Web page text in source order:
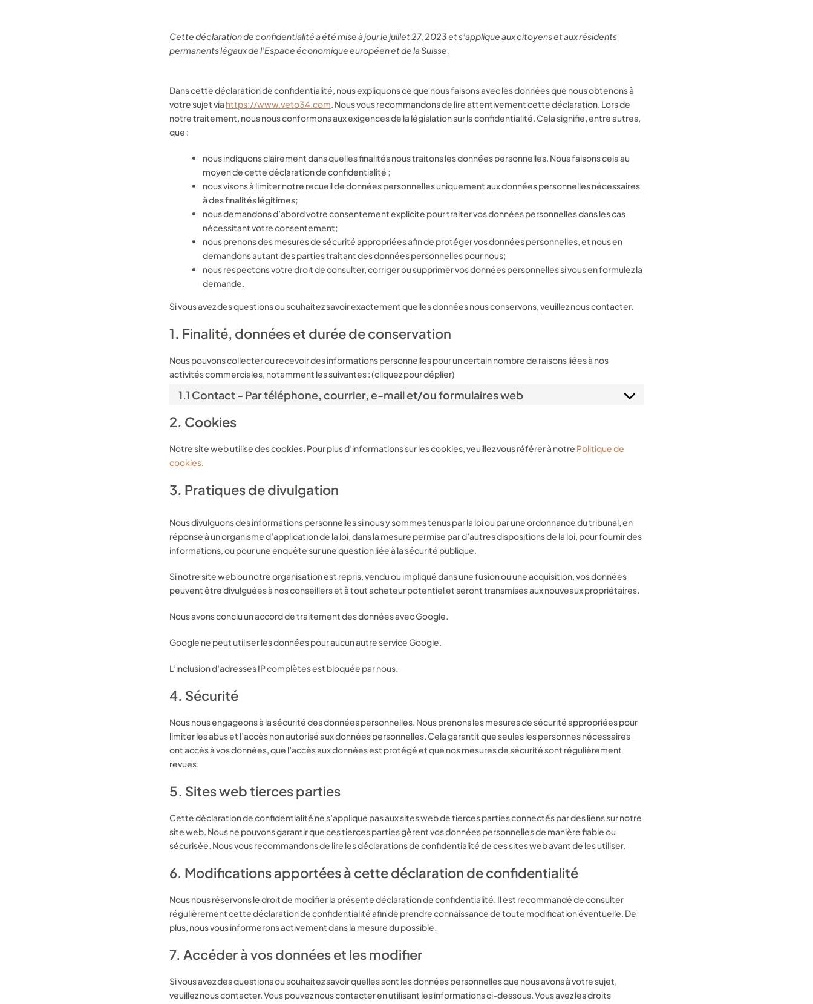
Cette déclaration de confidentialité a été mise à jour le juillet 27, 2023 et s’applique aux citoyens et aux résidents
permanents légaux de l’Espace économique européen et de la Suisse.
Dans cette déclaration de confidentialité, nous expliquons ce que nous faisons avec les données que nous obtenons à
votre sujet via https://www.veto34.com. Nous vous recommandons de lire attentivement cette déclaration. Lors de
notre traitement, nous nous conformons aux exigences de la législation sur la confidentialité. Cela signifie, entre autres,
que :
nous indiquons clairement dans quelles finalités nous traitons les données personnelles. Nous faisons cela au
moyen de cette déclaration de confidentialité ;
nous visons à limiter notre recueil de données personnelles uniquement aux données personnelles nécessaires
à des finalités légitimes;
nous demandons d’abord votre consentement explicite pour traiter vos données personnelles dans les cas
nécessitant votre consentement;
nous prenons des mesures de sécurité appropriées afin de protéger vos données personnelles, et nous en
demandons autant des parties traitant des données personnelles pour nous;
nous respectons votre droit de consulter, corriger ou supprimer vos données personnelles si vous en formulez la
demande.
Si vous avez des questions ou souhaitez savoir exactement quelles données nous conservons, veuillez nous contacter.
1. Finalité, données et durée de conservation
Nous pouvons collecter ou recevoir des informations personnelles pour un certain nombre de raisons liées à nos
activités commerciales, notamment les suivantes : (cliquez pour déplier)
1.1 Contact - Par téléphone, courrier, e-mail et/ou formulaires web
2. Cookies
Notre site web utilise des cookies. Pour plus d’informations sur les cookies, veuillez vous référer à notre Politique de
cookies.
3. Pratiques de divulgation
Nous divulguons des informations personnelles si nous y sommes tenus par la loi ou par une ordonnance du tribunal, en
réponse à un organisme d’application de la loi, dans la mesure permise par d’autres dispositions de la loi, pour fournir des
informations, ou pour une enquête sur une question liée à la sécurité publique.
Si notre site web ou notre organisation est repris, vendu ou impliqué dans une fusion ou une acquisition, vos données
peuvent être divulguées à nos conseillers et à tout acheteur potentiel et seront transmises aux nouveaux propriétaires.
Nous avons conclu un accord de traitement des données avec Google.
Google ne peut utiliser les données pour aucun autre service Google.
L’inclusion d’adresses IP complètes est bloquée par nous.
4. Sécurité
Nous nous engageons à la sécurité des données personnelles. Nous prenons les mesures de sécurité appropriées pour
limiter les abus et l’accès non autorisé aux données personnelles. Cela garantit que seules les personnes nécessaires
ont accès à vos données, que l’accès aux données est protégé et que nos mesures de sécurité sont régulièrement
revues.
5. Sites web tierces parties
Cette déclaration de confidentialité ne s’applique pas aux sites web de tierces parties connectés par des liens sur notre
site web. Nous ne pouvons garantir que ces tierces parties gèrent vos données personnelles de manière fiable ou
sécurisée. Nous vous recommandons de lire les déclarations de confidentialité de ces sites web avant de les utiliser.
6. Modifications apportées à cette déclaration de confidentialité
Nous nous réservons le droit de modifier la présente déclaration de confidentialité. Il est recommandé de consulter
régulièrement cette déclaration de confidentialité afin de prendre connaissance de toute modification éventuelle. De
plus, nous vous informerons activement dans la mesure du possible.
7. Accéder à vos données et les modifier
Si vous avez des questions ou souhaitez savoir quelles sont les données personnelles que nous avons à votre sujet,
veuillez nous contacter. Vous pouvez nous contacter en utilisant les informations ci-dessous. Vous avez les droits
Onrecrute
Vétérinaire, étudiant, infirmière, vous souhaitez postuler pour un poste ou un stage !
Ajouter une pièce jointe (CV/lettre...)
Envoyer
Nostarifs
Consultation
Urgence
Vaccin
Chirurgie